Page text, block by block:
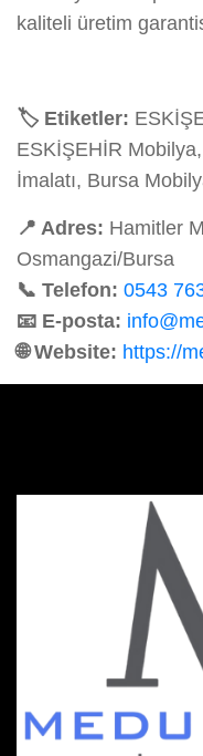
kaliteli üretim
🏷️ Etiketler:
ESKİŞEHİR
İmalatı, Bursa
📍 Adres: Hamitler
Osmangazi/Bursa
📞 Telefon: 0543
📧 E-posta:
🌐 Website: https://